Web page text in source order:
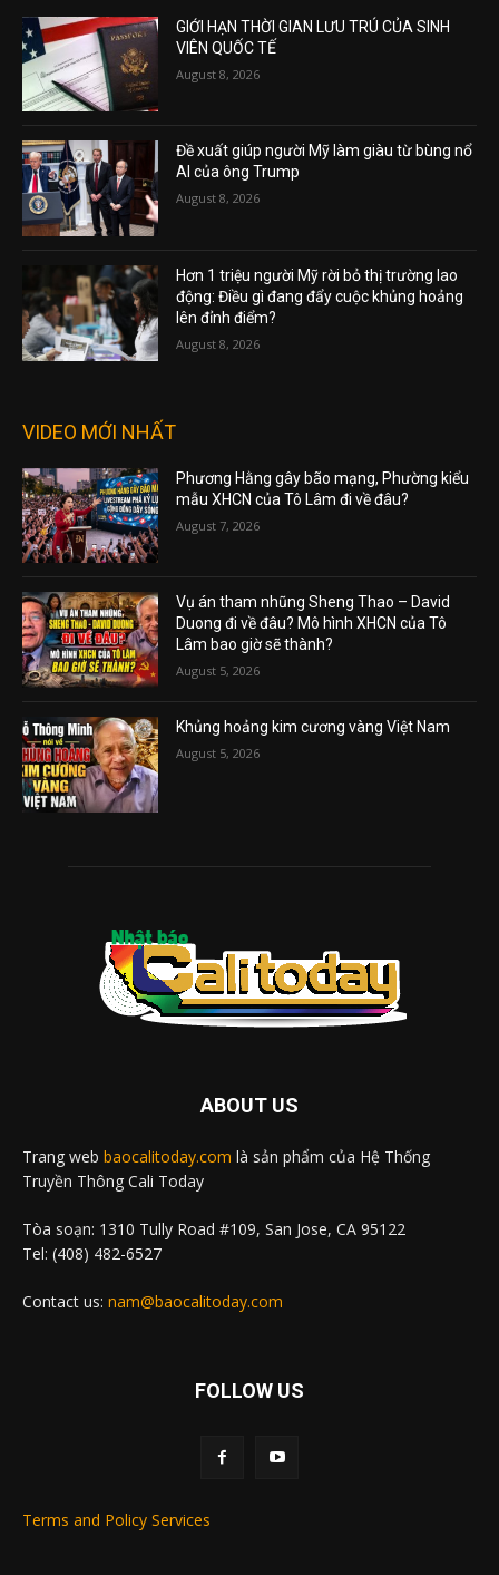
GIỚI HẠN THỜI GIAN LƯU TRÚ CỦA SINH
VIÊN QUỐC TẾ
August 8, 2026
Đề xuất giúp người Mỹ làm giàu từ bùng nổ
AI của ông Trump
August 8, 2026
Hơn 1 triệu người Mỹ rời bỏ thị trường lao
động: Điều gì đang đẩy cuộc khủng hoảng
lên đỉnh điểm?
August 8, 2026
VIDEO MỚI NHẤT
Phương Hằng gây bão mạng, Phường kiểu
mẫu XHCN của Tô Lâm đi về đâu?
August 7, 2026
Vụ án tham nhũng Sheng Thao – David
Duong đi về đâu? Mô hình XHCN của Tô
Lâm bao giờ sẽ thành?
August 5, 2026
Khủng hoảng kim cương vàng Việt Nam
August 5, 2026
ABOUT US
Trang web baocalitoday.com là sản phẩm của Hệ Thống
Truyền Thông Cali Today
Tòa soạn: 1310 Tully Road #109, San Jose, CA 95122
Tel: (408) 482-6527
Contact us: nam@baocalitoday.com
FOLLOW US
Terms and Policy Services